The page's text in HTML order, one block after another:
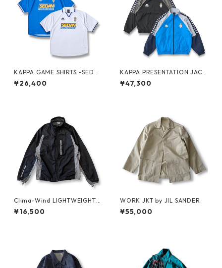
KAPPA GAME SHIRTS -SEDA
N ALL-PURPOSE-
¥26,400
KAPPA PRESENTATION JACK
ET -SEDAN ALL-PURPOSE-
¥47,300
Clima-Wind LIGHTWEIGHT J
KT by SALOMON
¥16,500
WORK JKT by JIL SANDER
¥55,000